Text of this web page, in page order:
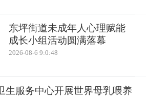
东坪街道未成年人心理赋能
成长小组活动圆满落幕
2026-08-6 9:0:48
生服务中心开展世界母乳喂养